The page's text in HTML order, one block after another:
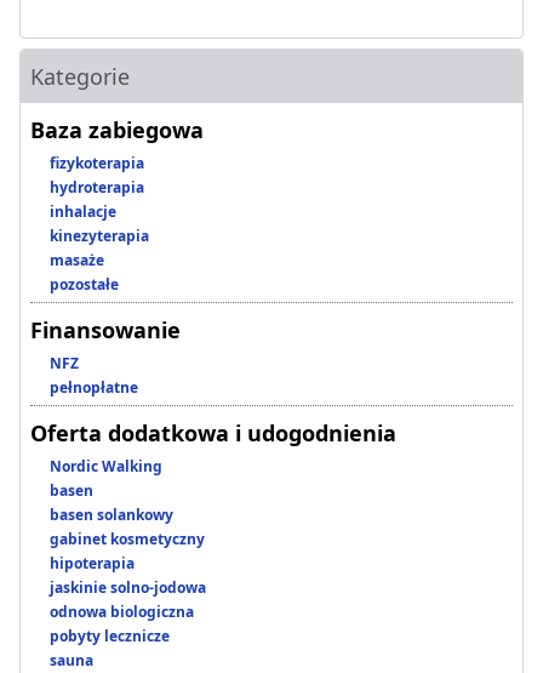
Kategorie
Baza zabiegowa
fizykoterapia
hydroterapia
inhalacje
kinezyterapia
masaże
pozostałe
Finansowanie
NFZ
pełnopłatne
Oferta dodatkowa i udogodnienia
Nordic Walking
basen
basen solankowy
gabinet kosmetyczny
hipoterapia
jaskinie solno-jodowa
odnowa biologiczna
pobyty lecznicze
sauna